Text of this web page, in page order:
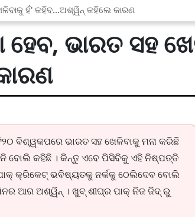
ହଁ' କହିବ...ଅଶ୍ୱିନ୍ କହିଲେ କାରଣ
ହେବ, ଭାରତ ସହ
ବିଶ୍ୱକପରେ ଭାରତ ସହ ଖେଳିବାକୁ ମନା କରିଛି
ବୋଲି କହିଛି । କିନ୍ତୁ ଏବେ ପିସିବିକୁ ଏହି ନିଷ୍ପତ୍ତି
କ୍ରିକେଟ୍ ଭବିଷ୍ୟତକୁ ନର୍କକୁ ଠେଲିଦେବ ବୋଲି
ଆର ଅଶ୍ୱିନ୍ । ଖୁବ୍ ଶୀଘ୍ର ପାକ୍ ନିଜ ଜିଦ୍ ରୁ